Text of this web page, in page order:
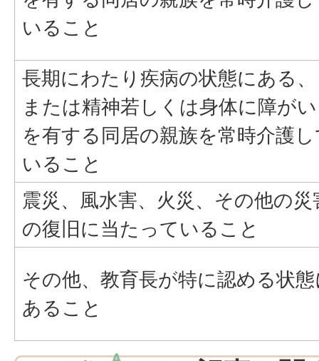
いること
長期にわたり疾病の状態にある、
または精神若しくは身体に障がい
を有する同居の親族を常時介護
いること
震災、風水害、火災、その他の災
の復旧に当たっていること
その他、教育長が特に認める状
あること